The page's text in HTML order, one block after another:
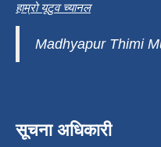
हाम्रो यूटुव च्यानल
Madhyapur Thimi
सूचना अधिकारी